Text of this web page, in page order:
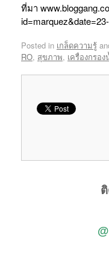
ที่มา
Posted in เกล็ดความรู้
RO, สุขภาพ, เครื่องกรอง